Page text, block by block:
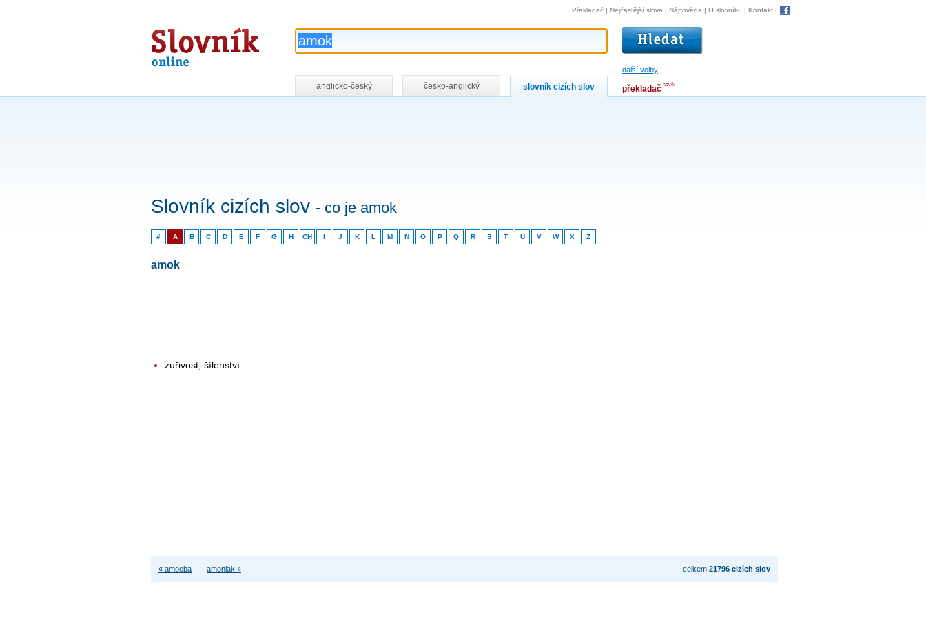
Slovník
online
další volby
Překladač | Nejčastější slova | Nápověda | O slovníku | Kontakt |
anglicko-český česko-anglický slovník cizích slov překladač nové!
Slovník cizích slov - co je amok
# A B C D E F G H CH I J K L M N O P Q R S T U V W X Z
amok
zuřivost, šílenství
celkem 21796 cizích slov
« amoeba amoniak »